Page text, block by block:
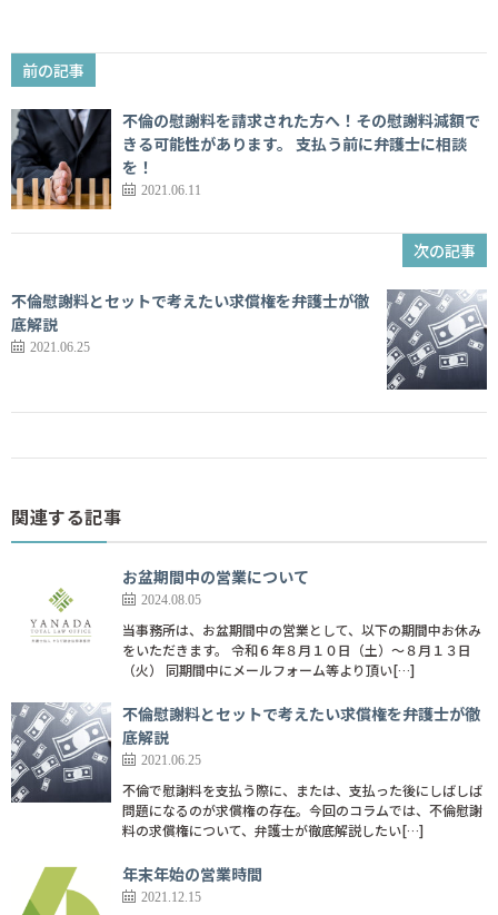
前の記事
不倫の慰謝料を請求された方へ！その慰謝料減額で
きる可能性があります。 支払う前に弁護士に相談
を！
2021.06.11
次の記事
不倫慰謝料とセットで考えたい求償権を弁護士が徹
底解説
2021.06.25
関連する記事
お盆期間中の営業について
2024.08.05
当事務所は、お盆期間中の営業として、以下の期間中お休み
をいただきます。 令和６年８月１０日（土）～８月１３日
（火） 同期間中にメールフォーム等より頂い[…]
不倫慰謝料とセットで考えたい求償権を弁護士が徹
底解説
2021.06.25
不倫で慰謝料を支払う際に、または、支払った後にしばしば
問題になるのが求償権の存在。今回のコラムでは、不倫慰謝
料の求償権について、弁護士が徹底解説したい[…]
年末年始の営業時間
2021.12.15